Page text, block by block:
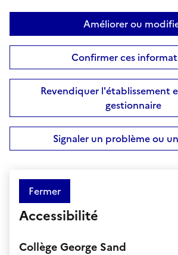
Améliorer ou
Confirmer ces
Revendiquer l'établissement
gestionnaire
Signaler un problème ou
Fermer
Accessibilité
Collège George Sand